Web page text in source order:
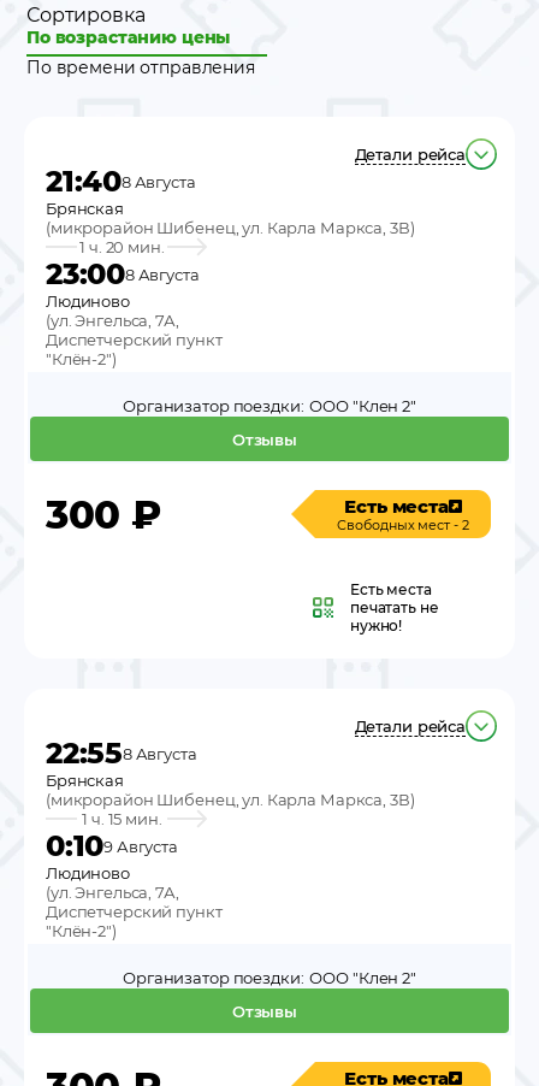
Сортировка
По возрастанию цены
По времени отправления
Детали рейса
21:408 Августа
Брянская
(микрорайон Шибенец, ул. Карла Маркса, 3В)
1 ч. 20 мин.
23:008 Августа
Людиново
(ул. Энгельса, 7А,
Диспетчерский пункт
"Клён-2")
Отзывы
Организатор поездки: ООО "Клен 2"
300 ₽ Есть места
Свободных мест - 2
Есть места
печатать не
нужно!
Детали рейса
22:558 Августа
Брянская
(микрорайон Шибенец, ул. Карла Маркса, 3В)
1 ч. 15 мин.
0:109 Августа
Людиново
(ул. Энгельса, 7А,
Диспетчерский пункт
"Клён-2")
Отзывы
Организатор поездки: ООО "Клен 2"
Есть места